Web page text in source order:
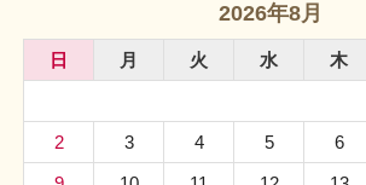
2026年8月
日 月 火 水 木
2
3 4 5 6